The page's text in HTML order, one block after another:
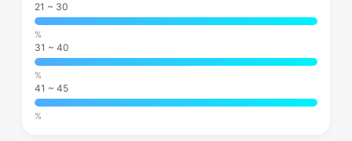
21 ~ 30
%
31 ~ 40
%
41 ~ 45
%